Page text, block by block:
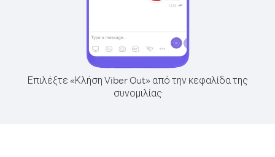
Επιλέξτε «Κλήση Viber Out» από την κεφαλίδα της
συνομιλίας